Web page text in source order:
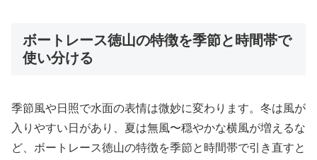
ボートレース徳山の特徴を季節と時間帯で
使い分ける
季節風や日照で水面の表情は微妙に変わります。冬は風が
入りやすい日があり、夏は無風〜穏やかな横風が増えるな
ど、ボートレース徳山の特徴を季節と時間帯で引き直すと